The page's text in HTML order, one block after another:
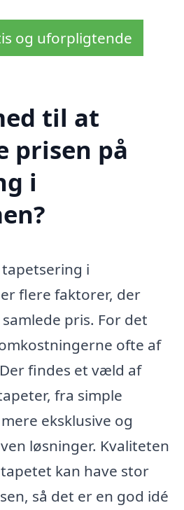
og uforpligtende
til at
prisen på
i
i
flere faktorer, der
pris. For det
ofte af
findes et væld af
fra simple
eksklusive og
løsninger. Kvaliteten
kan have stor
så det er en god idé